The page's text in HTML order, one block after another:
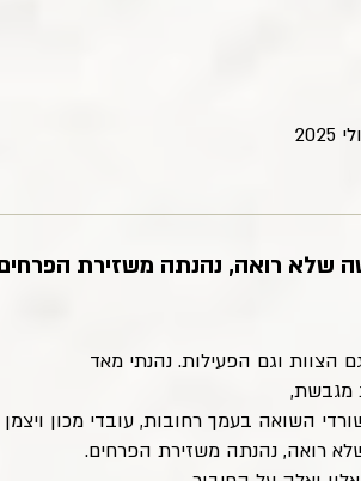
שלא רואה, נהנתה משזירת
הצוות וגם הפעילות. נהנתי מאד
מגבשת,
השואה בעמך רחובות, עובדי מכון
רואה, נהנתה משזירת הפרחים.